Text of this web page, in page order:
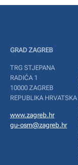
GRAD ZAGREB
TRG STJEPANA
RADIĆA 1
10000 ZAGREB
REPUBLIKA HRVATSKA
www.zagreb.hr
gu-osm@zagreb.hr